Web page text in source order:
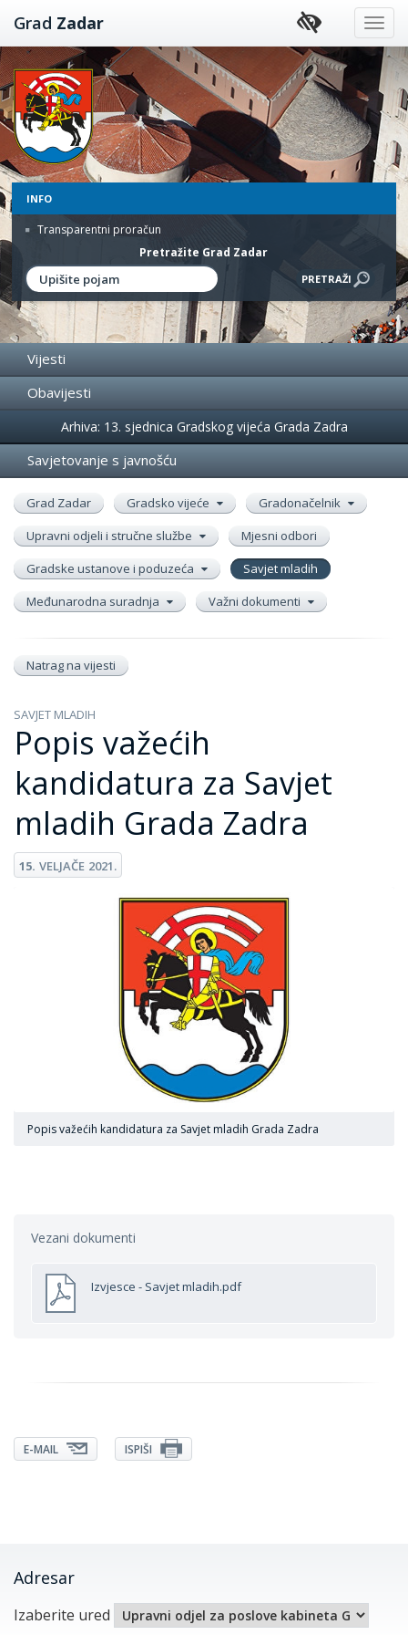
Preskoči
na
sadržaj
Grad Zadar
INFO
Transparentni proračun
Pretražite Grad Zadar
Vijesti
Obavijesti
Događanja
Arhiva: 13. sjednica Gradskog vijeća Grada Zadra
Savjetovanje s javnošću
Grad Zadar Gradsko vijeće
Gradonačelnik
Upravni odjeli i stručne službe
Mjesni odbori
Gradske ustanove i poduzeća
Savjet mladih
Međunarodna suradnja
Važni dokumenti
Natrag na vijesti
SAVJET MLADIH
Popis važećih
kandidatura za Savjet
mladih Grada Zadra
15. VELJAČE 2021.
Popis važećih kandidatura za Savjet mladih Grada Zadra
Vezani dokumenti
Izvjesce - Savjet mladih.pdf
E-MAIL ISPIŠI
Adresar
Izaberite ured